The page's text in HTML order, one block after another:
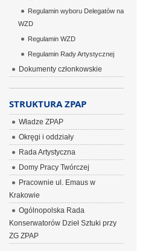
Regulamin wyboru Delegatów na
WZD
Regulamin WZD
Regulamin Rady Artystycznej
Dokumenty członkowskie
STRUKTURA ZPAP
Władze ZPAP
Okręgi i oddziały
Rada Artystyczna
Domy Pracy Twórczej
Pracownie ul. Emaus w
Krakowie
Ogólnopolska Rada
Konserwatorów Dzieł Sztuki przy
ZG ZPAP